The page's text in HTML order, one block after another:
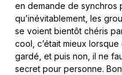
en demande de synchros
qu’inévitablement, les
se voient bientôt chéris
cool, c’était mieux
gardé, et puis non, il ne
secret pour personne.